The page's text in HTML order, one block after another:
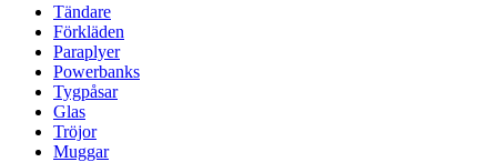
Tändare
Förkläden
Paraplyer
Powerbanks
Tygpåsar
Glas
Tröjor
Muggar